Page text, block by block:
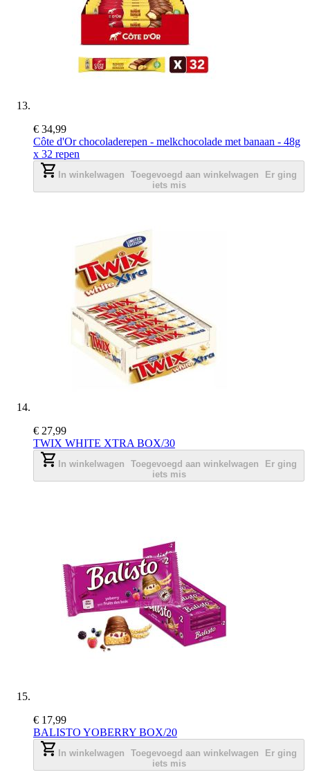
€ 34,99
Côte d'Or chocoladerepen - melkchocolade met banaan - 48g
x 32 repen
In winkelwagen Toegevoegd aan winkelwagen
Er ging
iets mis
€ 27,99
TWIX WHITE XTRA BOX/30
In winkelwagen Toegevoegd aan winkelwagen
Er ging
iets mis
€ 17,99
BALISTO YOBERRY BOX/20
In winkelwagen Toegevoegd aan winkelwagen
Er ging
iets mis